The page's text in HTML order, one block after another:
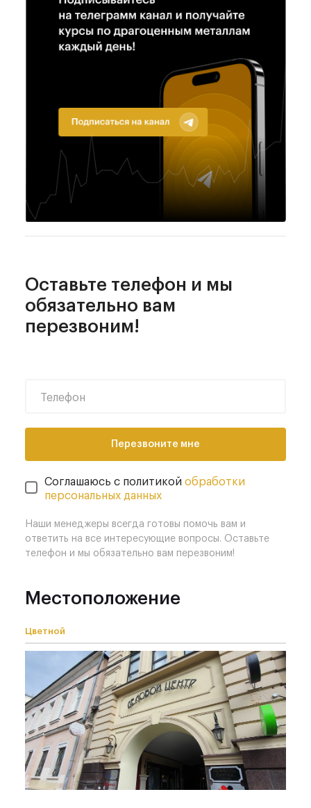
Оставьте телефон и мы
обязательно вам
перезвоним!
Телефон
Перезвоните мне
Соглашаюсь с политикой обработки
персональных данных
Наши менеджеры всегда готовы помочь вам и
ответить на все интересующие вопросы. Оставьте
телефон и мы обязательно вам перезвоним!
Местоположение
Цветной